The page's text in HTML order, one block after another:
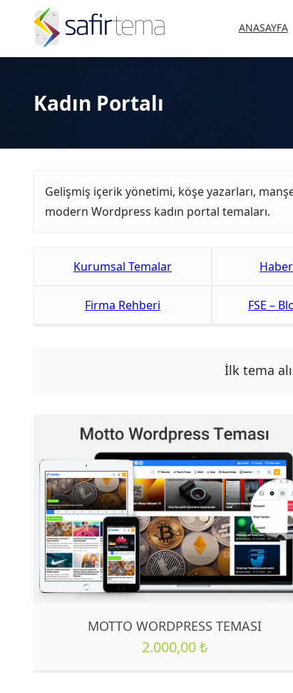
ANASAYFA
Kadın Portalı
Gelişmiş içerik yönetimi, köşe yazarları,
modern Wordpress kadın portal temaları.
Kurumsal Temalar
Firma Rehberi FSE –
İlk tema
MOTTO WORDPRESS TEMASI
2.000,00₺